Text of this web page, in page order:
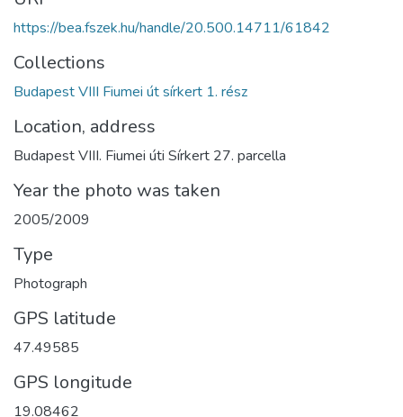
https://bea.fszek.hu/handle/20.500.14711/61842
Collections
Budapest VIII Fiumei út sírkert 1. rész
Location, address
Budapest VIII. Fiumei úti Sírkert 27. parcella
Year the photo was taken
2005/2009
Type
Photograph
GPS latitude
47.49585
GPS longitude
19.08462